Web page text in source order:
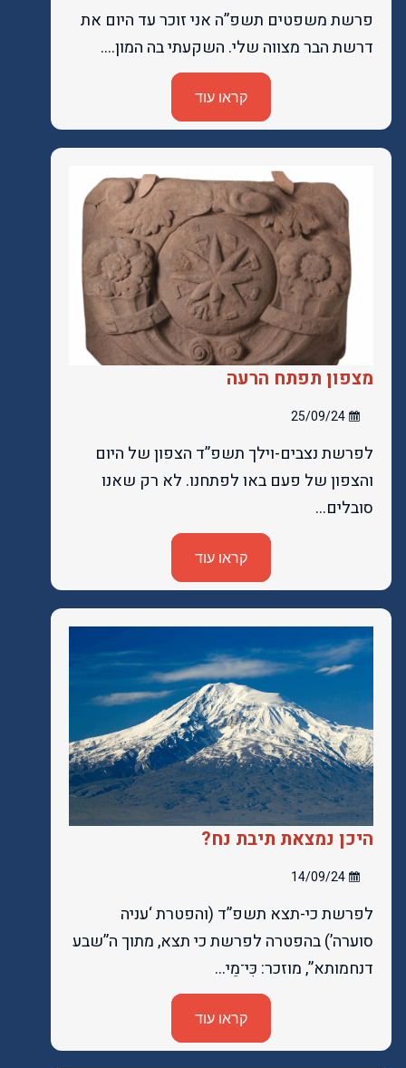
פרשת משפטים תשפ”ה אני זוכר עד היום את
דרשת הבר מצווה שלי. השקעתי בה המון….
קראו עוד
מצפון תפתח הרעה
לפרשת נצבים-וילך תשפ”ד הצפון של היום
והצפון של פעם באו לפתחנו. לא רק שאנו
סובלים…
קראו עוד
היכן נמצאת תיבת נח?
לפרשת כי-תצא תשפ”ד (והפטרת ‘עניה
סוערה’) בהפטרה לפרשת כי תצא, מתוך ה”שבע
דנחמותא”, מוזכר: כִּי־מֵי…
קראו עוד